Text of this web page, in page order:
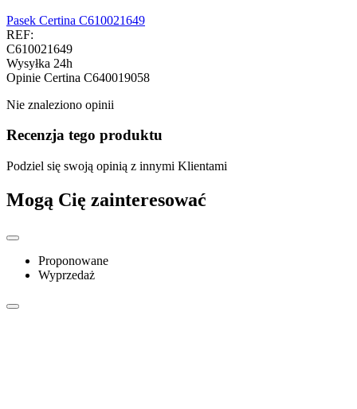
Pasek Certina C610021649
REF:
C610021649
Wysyłka 24h
Opinie Certina C640019058
Nie znaleziono opinii
Recenzja tego produktu
Podziel się swoją opinią z innymi Klientami
Mogą Cię zainteresować
Proponowane
Wyprzedaż